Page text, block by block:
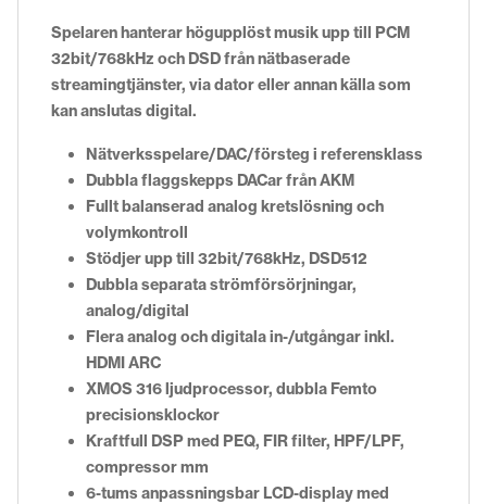
Spelaren hanterar högupplöst musik upp till PCM
32bit/768kHz och DSD från nätbaserade
streamingtjänster, via dator eller annan källa som
kan anslutas digital.
Nätverksspelare/DAC/försteg i referensklass
Dubbla flaggskepps DACar från AKM
Fullt balanserad analog kretslösning och
volymkontroll
Stödjer upp till 32bit/768kHz, DSD512
Dubbla separata strömförsörjningar,
analog/digital
Flera analog och digitala in-/utgångar inkl.
HDMI ARC
XMOS 316 ljudprocessor, dubbla Femto
precisionsklockor
Kraftfull DSP med PEQ, FIR filter, HPF/LPF,
compressor mm
6-tums anpassningsbar LCD-display med